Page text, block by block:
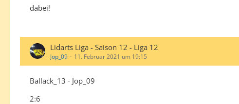
dabei!
Lidarts Liga - Saison 12 - Liga 12
Jop_09 11. Februar 2021 um 19:15
Ballack_13 - Jop_09
2:6